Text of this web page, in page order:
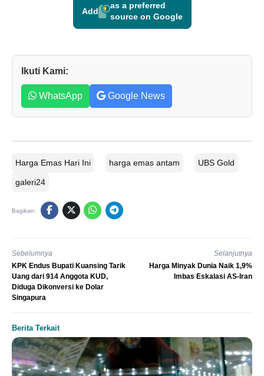
Add
as a preferred
source on Google
Ikuti Kami:
WhatsApp Google News
Harga Emas Hari Ini harga emas antam UBS Gold
galeri24
Bagikan:
Sebelumnya
KPK Endus Bupati Kuansing Tarik
Uang dari 914 Anggota KUD,
Diduga Dikonversi ke Dolar
Singapura
Selanjutnya
Harga Minyak Dunia Naik 1,9%
Imbas Eskalasi AS-Iran
Berita Terkait